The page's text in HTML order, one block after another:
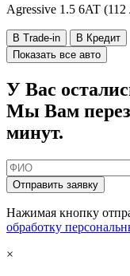
Agressive 1.5 6AT
В Trade-in
В Кредит
Показать все авто
У Вас
Мы Вам
минут.
Отправить заявку
Нажимая кнопку
обработку
×